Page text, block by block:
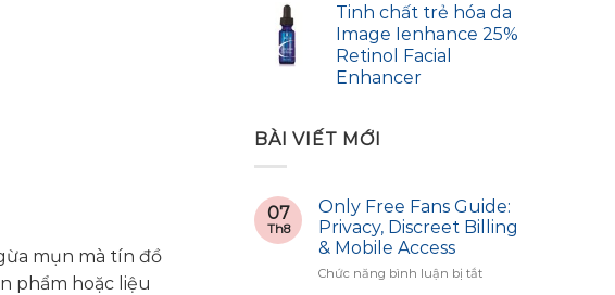
mụn mà tín đồ
phẩm hoặc liệu
Tinh chất trẻ hóa da
Image Ienhance 25%
Retinol Facial
Enhancer
BÀI VIẾT MỚI
07
Th8
Only Free Fans Guide:
Privacy, Discreet Billing
& Mobile Access
Chức năng bình luận bị tắtở